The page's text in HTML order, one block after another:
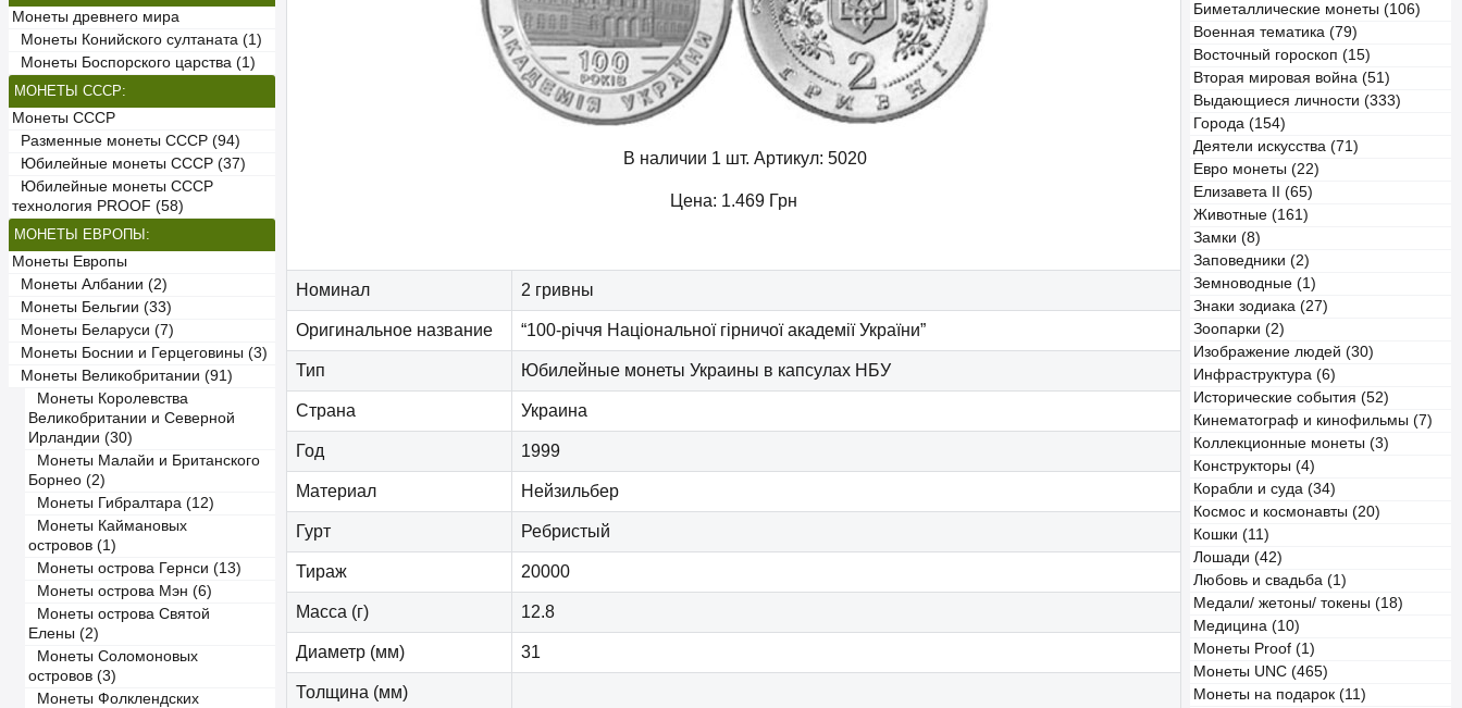
Монеты древнего мира
Монеты Конийского султаната (1)
Монеты Боспорского царства (1)
МОНЕТЫ СССР:
Монеты СССР
Разменные монеты СССР (94)
Юбилейные монеты СССР (37)
Юбилейные монеты СССР
технология PROOF (58)
МОНЕТЫ ЕВРОПЫ:
Монеты Европы
Монеты Албании (2)
Монеты Бельгии (33)
Монеты Беларуси (7)
Монеты Боснии и Герцеговины (3)
Монеты Великобритании (91)
Монеты Королевства
Великобритании и Северной
Ирландии (30)
Монеты Малайи и Британского
Борнео (2)
Монеты Гибралтара (12)
Монеты Каймановых
островов (1)
Монеты острова Гернси (13)
Монеты острова Мэн (6)
Монеты острова Святой
Елены (2)
Монеты Соломоновых
островов (3)
Монеты Фолклендских
Биметаллические монеты (106)
Военная тематика (79)
Восточный гороскоп (15)
Вторая мировая война (51)
Выдающиеся личности (333)
Города (154)
Деятели искусства (71)
Евро монеты (22)
Елизавета II (65)
Животные (161)
Замки (8)
Заповедники (2)
Земноводные (1)
Знаки зодиака (27)
Зоопарки (2)
Изображение людей (30)
Инфраструктура (6)
Исторические события (52)
Кинематограф и кинофильмы (7)
Коллекционные монеты (3)
Конструкторы (4)
Корабли и суда (34)
Космос и космонавты (20)
Кошки (11)
Лошади (42)
Любовь и свадьба (1)
Медали/ жетоны/ токены (18)
Медицина (10)
Монеты Proof (1)
Монеты UNC (465)
Монеты на подарок (11)
В наличии 1 шт. Артикул: 5020
Цена: 1.469 Грн
Номинал 2 гривны
Оригинальное название “100-річчя Національної гірничої академії України”
Тип Юбилейные монеты Украины в капсулах НБУ
Страна Украина
Год 1999
Материал Нейзильбер
Гурт Ребристый
Тираж 20000
Масса (г) 12.8
Диаметр (мм) 31
Толщина (мм)